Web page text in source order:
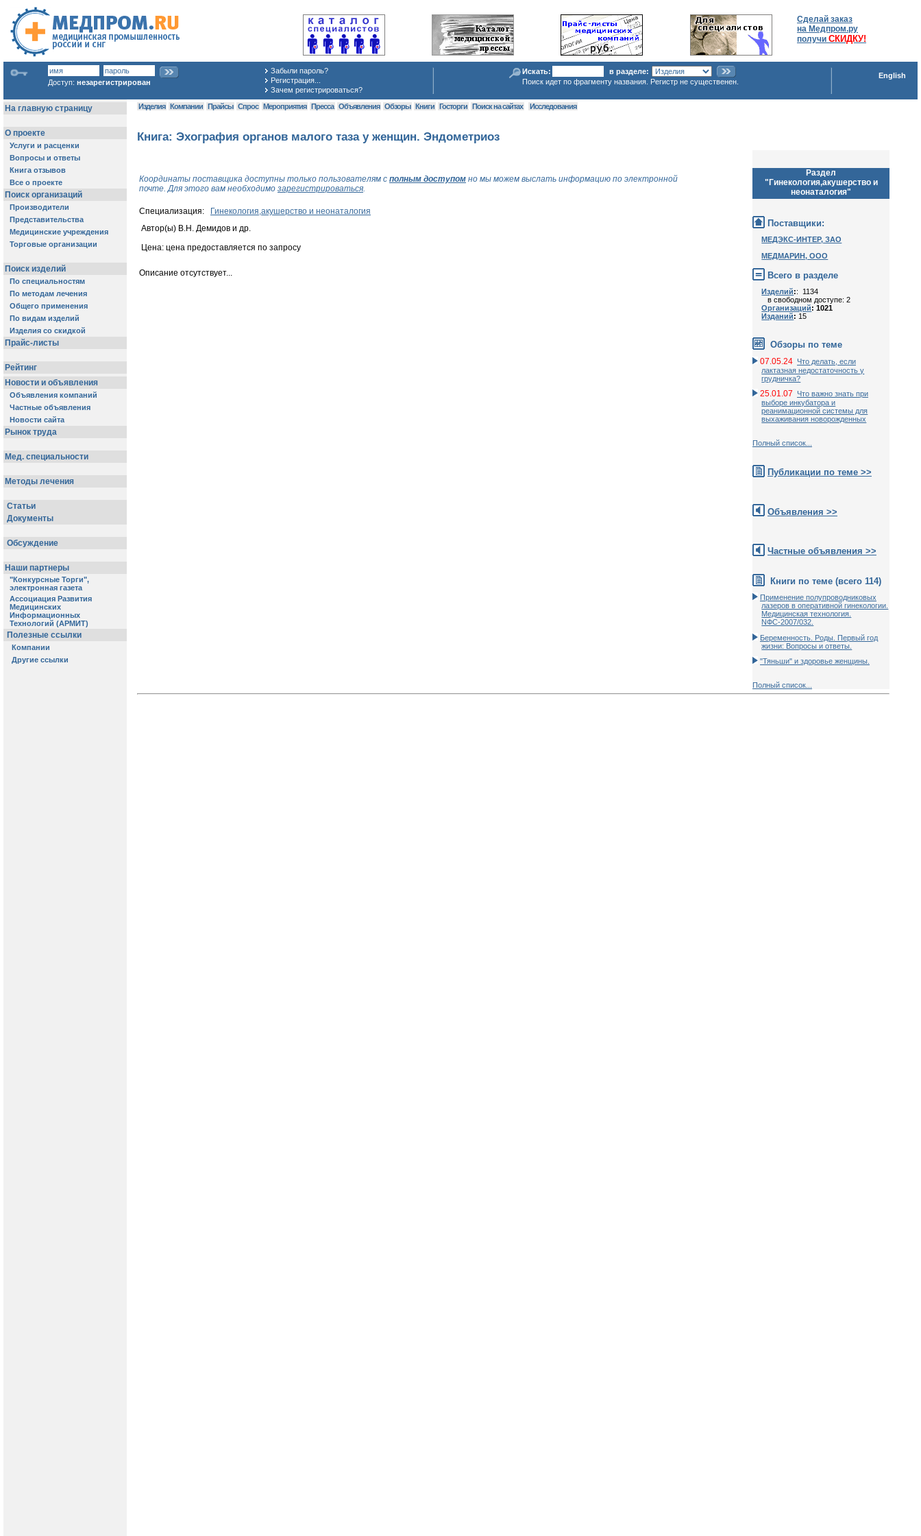
Сделай заказ
на Медпром.ру
получи СКИДКУ!
Доступ: незарегистрирован
Забыли пароль?
Регистрация...
Зачем регистрироваться?
Искать:
в разделе:
Поиск идет по фрагменту названия. Регистр не существенен.
English
Изделия Компании Прайсы Спрос Мероприятия Пресса Объявления Обзоры Книги Госторги Поиск на сайтах Исследования
Книга: Эхография органов малого таза у женщин. Эндометриоз
Координаты поставщика доступны только пользователям с полным доступом но мы можем выслать информацию по электронной
почте. Для этого вам необходимо зарегистрироваться.
Специализация:
Гинекология,акушерство и неонаталогия
Автор(ы) В.Н. Демидов и др.
Цена: цена предоставляется по запросу
Описание отсутствует...
Раздел
"Гинекология,акушерство и
неонаталогия"
Поставщики:
МЕДЭКС-ИНТЕР, ЗАО
МЕДМАРИН, ООО
Всего в разделе
Изделий:: 1134
в свободном доступе: 2
Организаций: 1021
Изданий: 15
Обзоры по теме
07.05.24 Что делать, если
лактазная недостаточность у
грудничка?
25.01.07 Что важно знать при
выборе инкубатора и
реанимационной системы для
выхаживания новорожденных
Полный список...
Публикации по теме >>
Объявления >>
Частные объявления >>
Книги по теме (всего 114)
Применение полупроводниковых
лазеров в оперативной гинекологии.
Медицинская технология.
NФС-2007/032.
Беременность. Роды. Первый год
жизни: Вопросы и ответы.
"Тяньши" и здоровье женщины.
Полный список...